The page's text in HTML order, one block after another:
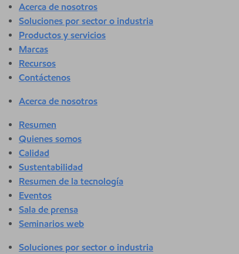
Acerca de nosotros
Soluciones por sector o industria
Productos y servicios
Marcas
Recursos
Contáctenos
Acerca de nosotros
Resumen
Quienes somos
Calidad
Sustentabilidad
Resumen de la tecnología
Eventos
Sala de prensa
Seminarios web
Soluciones por sector o industria